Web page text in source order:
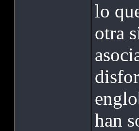
lo
otra
han